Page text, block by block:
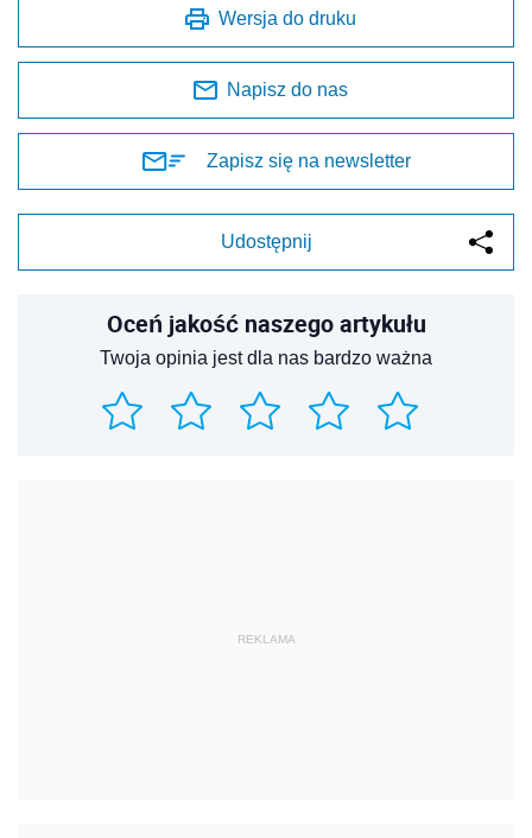
Wersja do druku
Napisz do nas
Zapisz się na newsletter
Udostępnij
Oceń jakość naszego artykułu
Twoja opinia jest dla nas bardzo ważna
REKLAMA